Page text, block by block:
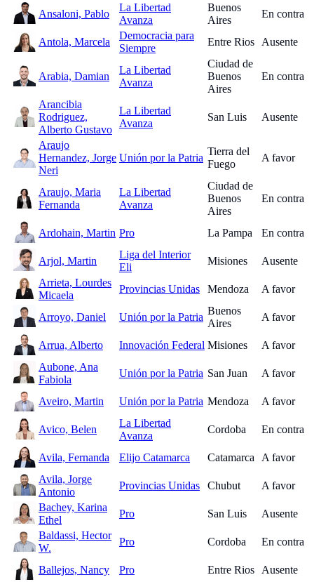
Ansaloni, Pablo
La Libertad
Avanza
Buenos
Aires
En contra
Antola, Marcela
Democracia para
Siempre
Entre Rios Ausente
Arabia, Damian
La Libertad
Avanza
Ciudad de
Buenos
Aires
En contra
Arancibia
Rodriguez,
Alberto Gustavo
La Libertad
Avanza
San Luis Ausente
Araujo
Hernandez, Jorge
Neri
Unión por la Patria
Tierra del
Fuego
A favor
Araujo, Maria
Fernanda
La Libertad
Avanza
Ciudad de
Buenos
Aires
En contra
Ardohain, Martin Pro La Pampa En contra
Arjol, Martin
Liga del Interior
Eli
Misiones
Ausente
Arrieta, Lourdes
Micaela
Provincias Unidas Mendoza A favor
Arroyo, Daniel Unión por la Patria
Buenos
Aires
A favor
Arrua, Alberto Innovación Federal Misiones
A favor
Aubone, Ana
Fabiola
Unión por la Patria San Juan A favor
Aveiro, Martin Unión por la Patria Mendoza A favor
Avico, Belen
La Libertad
Avanza
Cordoba En contra
Avila, Fernanda Elijo Catamarca Catamarca A favor
Avila, Jorge
Antonio
Provincias Unidas Chubut
A favor
Bachey, Karina
Ethel
Pro San Luis
Ausente
Baldassi, Hector
W.
Pro Cordoba En contra
Ballejos, Nancy Pro Entre Rios Ausente